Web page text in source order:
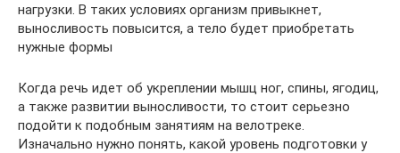
нагрузки. В таких условиях организм привыкнет,
выносливость повысится, а тело будет приобретать
нужные формы
Когда речь идет об укреплении мышц ног, спины, ягодиц,
а также развитии выносливости, то стоит серьезно
подойти к подобным занятиям на велотреке.
Изначально нужно понять, какой уровень подготовки у